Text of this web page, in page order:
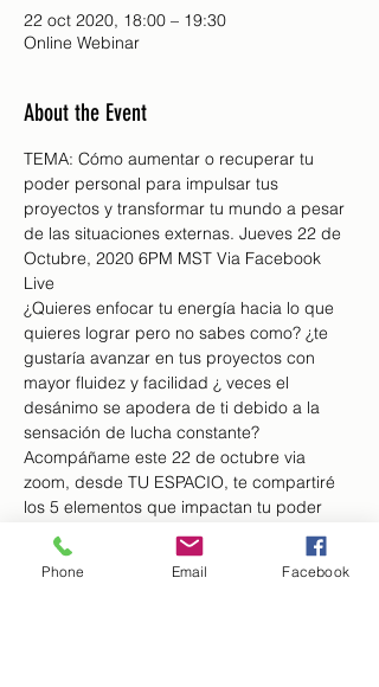
22 oct 2020, 18:00 – 19:30
Online Webinar
About the Event
TEMA: Cómo aumentar o recuperar tu
poder personal para impulsar tus
proyectos y transformar tu mundo a pesar
de las situaciones externas. Jueves 22 de
Octubre, 2020 6PM MST Via Facebook
Live
¿Quieres enfocar tu energía hacia lo que
quieres lograr pero no sabes como? ¿te
gustaría avanzar en tus proyectos con
mayor fluidez y facilidad ¿ veces el
desánimo se apodera de ti debido a la
sensación de lucha constante?
Acompáñame este 22 de octubre via
zoom, desde TU ESPACIO, te compartiré
los 5 elementos que impactan tu poder
personal y como aumentarlos
conscientemente y obtener los resultados
que quieres a pesar de las situaciones
Phone Email Facebook